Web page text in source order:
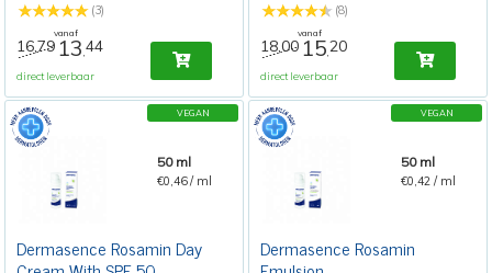
(3)
vanaf
16,79 13 ,44
direct leverbaar
(8)
vanaf
18,00 15,20
direct leverbaar
VEGAN
50 ml
€0,46 / ml
Dermasence Rosamin Day
VEGAN
50 ml
€0,42 / ml
Dermasence Rosamin